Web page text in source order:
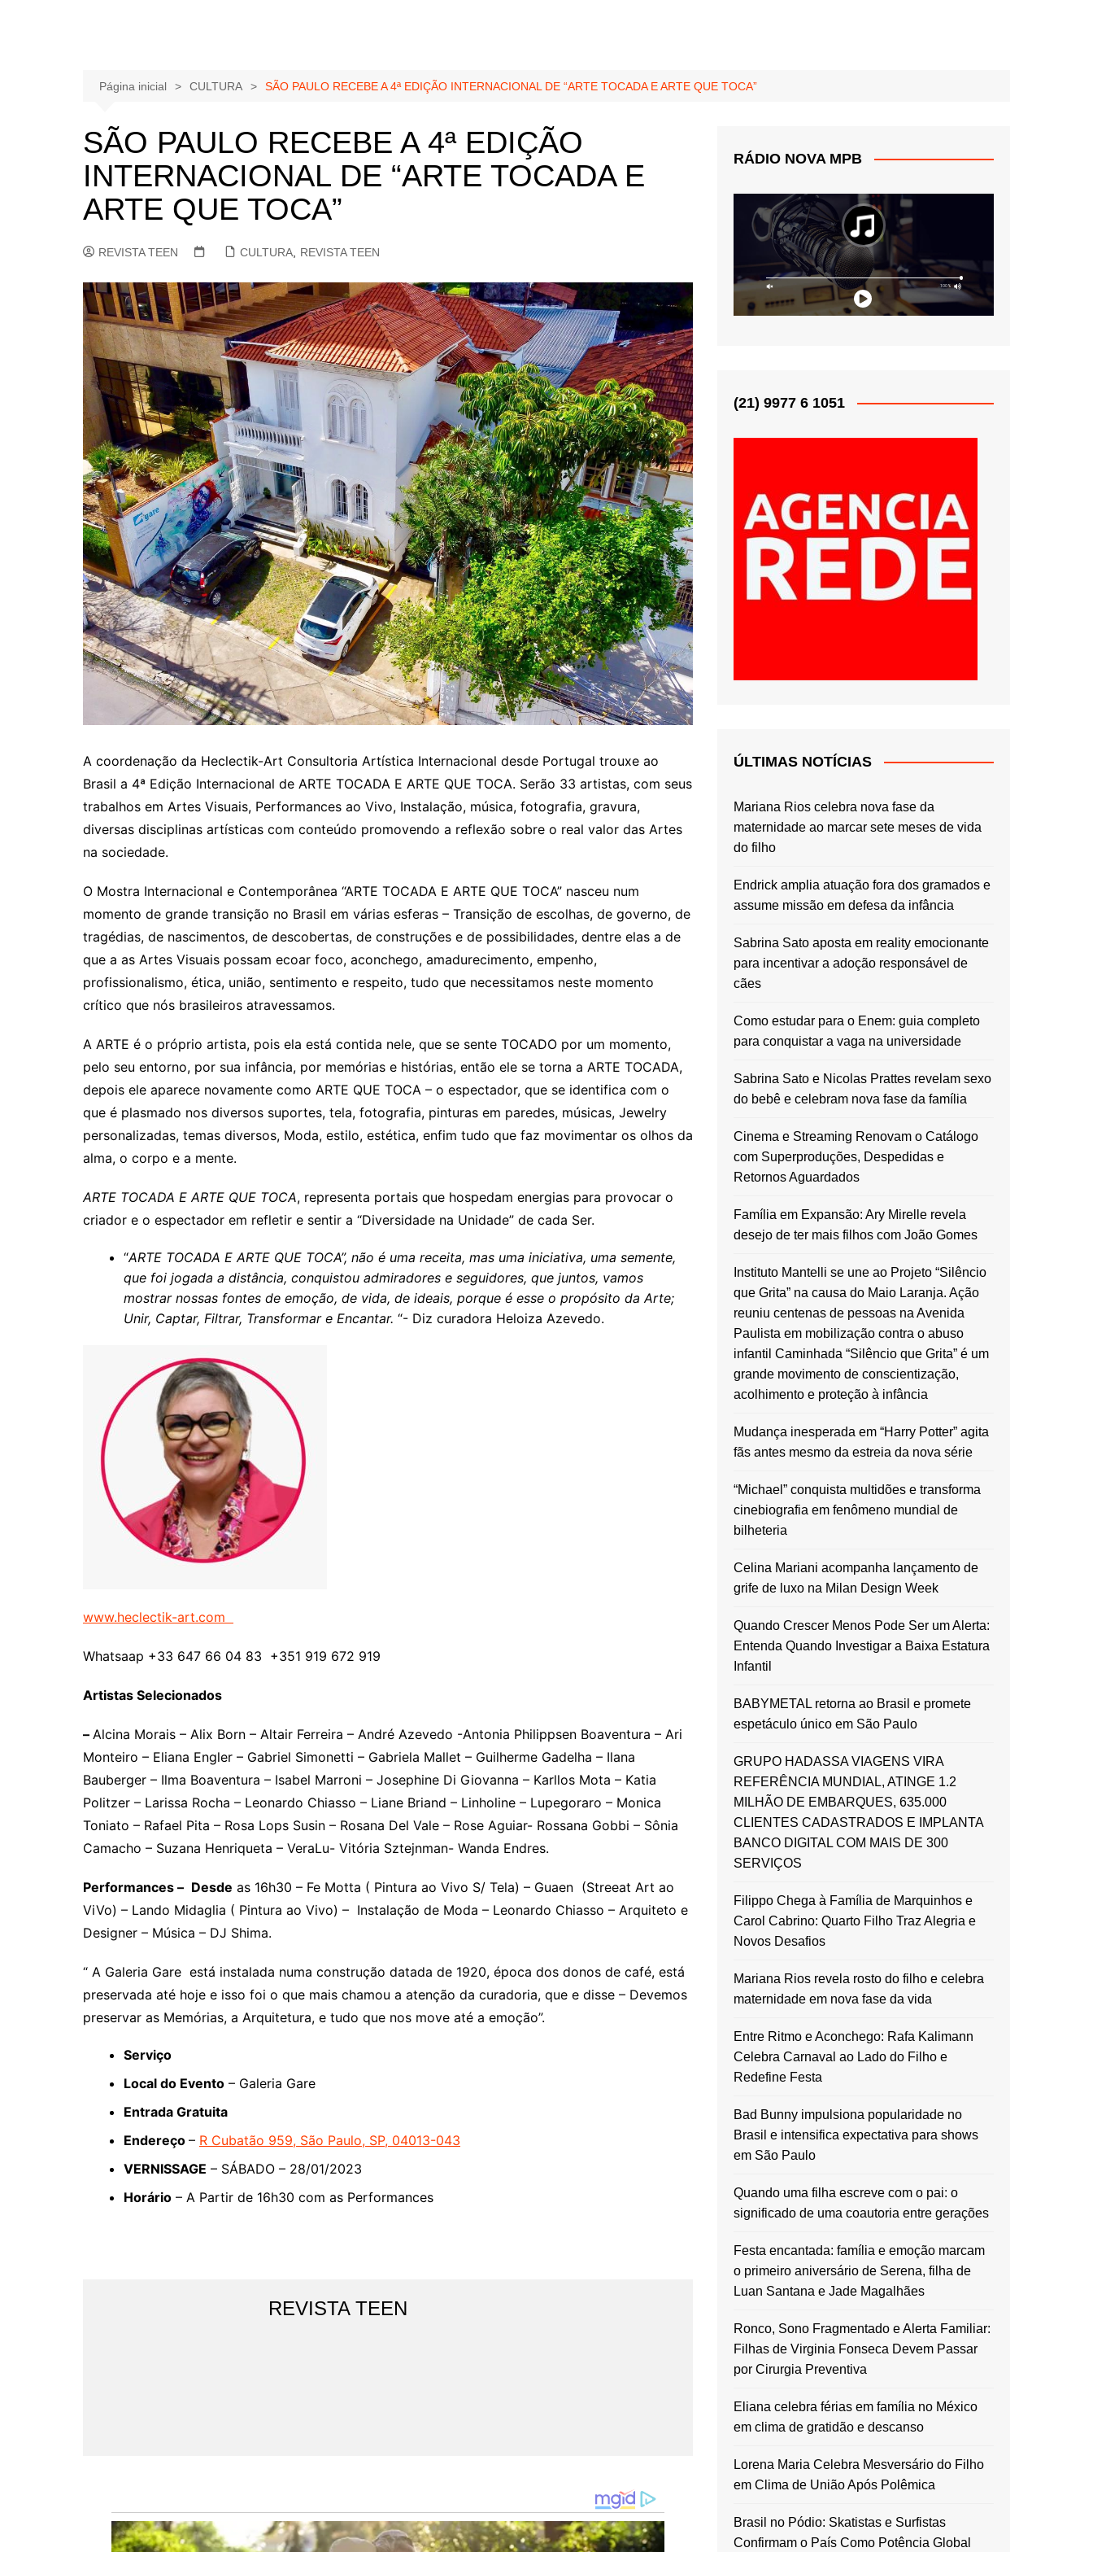
Página inicial CULTURA SÃO PAULO RECEBE A 4ª EDIÇÃO INTERNACIONAL DE “ARTE TOCADA E ARTE QUE TOCA”
SÃO PAULO RECEBE A 4ª EDIÇÃO
INTERNACIONAL DE “ARTE TOCADA E
ARTE QUE TOCA”
REVISTA TEEN CULTURA REVISTA TEEN
A coordenação da Heclectik-Art Consultoria Artística Internacional desde Portugal trouxe ao
Brasil a 4ª Edição Internacional de ARTE TOCADA E ARTE QUE TOCA. Serão 33 artistas, com seus
trabalhos em Artes Visuais, Performances ao Vivo, Instalação, música, fotografia, gravura,
diversas disciplinas artísticas com conteúdo promovendo a reflexão sobre o real valor das Artes
na sociedade.
O Mostra Internacional e Contemporânea “ARTE TOCADA E ARTE QUE TOCA” nasceu num
momento de grande transição no Brasil em várias esferas – Transição de escolhas, de governo, de
tragédias, de nascimentos, de descobertas, de construções e de possibilidades, dentre elas a de
que a as Artes Visuais possam ecoar foco, aconchego, amadurecimento, empenho,
profissionalismo, ética, união, sentimento e respeito, tudo que necessitamos neste momento
crítico que nós brasileiros atravessamos.
A ARTE é o próprio artista, pois ela está contida nele, que se sente TOCADO por um momento,
pelo seu entorno, por sua infância, por memórias e histórias, então ele se torna a ARTE TOCADA,
depois ele aparece novamente como ARTE QUE TOCA – o espectador, que se identifica com o
que é plasmado nos diversos suportes, tela, fotografia, pinturas em paredes, músicas, Jewelry
personalizadas, temas diversos, Moda, estilo, estética, enfim tudo que faz movimentar os olhos da
alma, o corpo e a mente.
ARTE TOCADA E ARTE QUE TOCA, representa portais que hospedam energias para provocar o
criador e o espectador em refletir e sentir a “Diversidade na Unidade” de cada Ser.
“ARTE TOCADA E ARTE QUE TOCA”, não é uma receita, mas uma iniciativa, uma semente,
que foi jogada a distância, conquistou admiradores e seguidores, que juntos, vamos
mostrar nossas fontes de emoção, de vida, de ideais, porque é esse o propósito da Arte;
Unir, Captar, Filtrar, Transformar e Encantar. “- Diz curadora Heloiza Azevedo.
www.heclectik-art.com
Whatsaap +33 647 66 04 83 +351 919 672 919
Artistas Selecionados
– Alcina Morais – Alix Born – Altair Ferreira – André Azevedo -Antonia Philippsen Boaventura – Ari
Monteiro – Eliana Engler – Gabriel Simonetti – Gabriela Mallet – Guilherme Gadelha – Ilana
Bauberger – Ilma Boaventura – Isabel Marroni – Josephine Di Giovanna – Karllos Mota – Katia
Politzer – Larissa Rocha – Leonardo Chiasso – Liane Briand – Linholine – Lupegoraro – Monica
Toniato – Rafael Pita – Rosa Lops Susin – Rosana Del Vale – Rose Aguiar- Rossana Gobbi – Sônia
Camacho – Suzana Henriqueta – VeraLu- Vitória Sztejnman- Wanda Endres.
Performances – Desde as 16h30 – Fe Motta ( Pintura ao Vivo S/ Tela) – Guaen (Streeat Art ao
ViVo) – Lando Midaglia ( Pintura ao Vivo) – Instalação de Moda – Leonardo Chiasso – Arquiteto e
Designer – Música – DJ Shima.
“ A Galeria Gare está instalada numa construção datada de 1920, época dos donos de café, está
preservada até hoje e isso foi o que mais chamou a atenção da curadoria, que e disse – Devemos
preservar as Memórias, a Arquitetura, e tudo que nos move até a emoção”.
Serviço
Local do Evento – Galeria Gare
Entrada Gratuita
Endereço – R Cubatão 959, São Paulo, SP, 04013-043
VERNISSAGE – SÁBADO – 28/01/2023
Horário – A Partir de 16h30 com as Performances
REVISTA TEEN
RÁDIO NOVA MPB
(21) 9977 6 1051
ÚLTIMAS NOTÍCIAS
Mariana Rios celebra nova fase da
maternidade ao marcar sete meses de vida
do filho
Endrick amplia atuação fora dos gramados e
assume missão em defesa da infância
Sabrina Sato aposta em reality emocionante
para incentivar a adoção responsável de
cães
Como estudar para o Enem: guia completo
para conquistar a vaga na universidade
Sabrina Sato e Nicolas Prattes revelam sexo
do bebê e celebram nova fase da família
Cinema e Streaming Renovam o Catálogo
com Superproduções, Despedidas e
Retornos Aguardados
Família em Expansão: Ary Mirelle revela
desejo de ter mais filhos com João Gomes
Instituto Mantelli se une ao Projeto “Silêncio
que Grita” na causa do Maio Laranja. Ação
reuniu centenas de pessoas na Avenida
Paulista em mobilização contra o abuso
infantil Caminhada “Silêncio que Grita” é um
grande movimento de conscientização,
acolhimento e proteção à infância
Mudança inesperada em “Harry Potter” agita
fãs antes mesmo da estreia da nova série
“Michael” conquista multidões e transforma
cinebiografia em fenômeno mundial de
bilheteria
Celina Mariani acompanha lançamento de
grife de luxo na Milan Design Week
Quando Crescer Menos Pode Ser um Alerta:
Entenda Quando Investigar a Baixa Estatura
Infantil
BABYMETAL retorna ao Brasil e promete
espetáculo único em São Paulo
GRUPO HADASSA VIAGENS VIRA
REFERÊNCIA MUNDIAL, ATINGE 1.2
MILHÃO DE EMBARQUES, 635.000
CLIENTES CADASTRADOS E IMPLANTA
BANCO DIGITAL COM MAIS DE 300
SERVIÇOS
Filippo Chega à Família de Marquinhos e
Carol Cabrino: Quarto Filho Traz Alegria e
Novos Desafios
Mariana Rios revela rosto do filho e celebra
maternidade em nova fase da vida
Entre Ritmo e Aconchego: Rafa Kalimann
Celebra Carnaval ao Lado do Filho e
Redefine Festa
Bad Bunny impulsiona popularidade no
Brasil e intensifica expectativa para shows
em São Paulo
Quando uma filha escreve com o pai: o
significado de uma coautoria entre gerações
Festa encantada: família e emoção marcam
o primeiro aniversário de Serena, filha de
Luan Santana e Jade Magalhães
Ronco, Sono Fragmentado e Alerta Familiar:
Filhas de Virginia Fonseca Devem Passar
por Cirurgia Preventiva
Eliana celebra férias em família no México
em clima de gratidão e descanso
Lorena Maria Celebra Mesversário do Filho
em Clima de União Após Polêmica
Brasil no Pódio: Skatistas e Surfistas
Confirmam o País Como Potência Global